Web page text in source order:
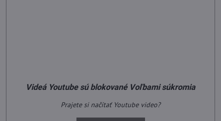
Videá Youtube sú blokované Voľbami súkromia
Prajete si načítať Youtube video?